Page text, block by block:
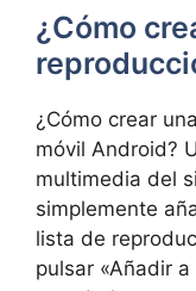
¿Cómo
¿Cómo crear
móvil Android?
multimedia del
simplemente
lista de
pulsar «Añadir